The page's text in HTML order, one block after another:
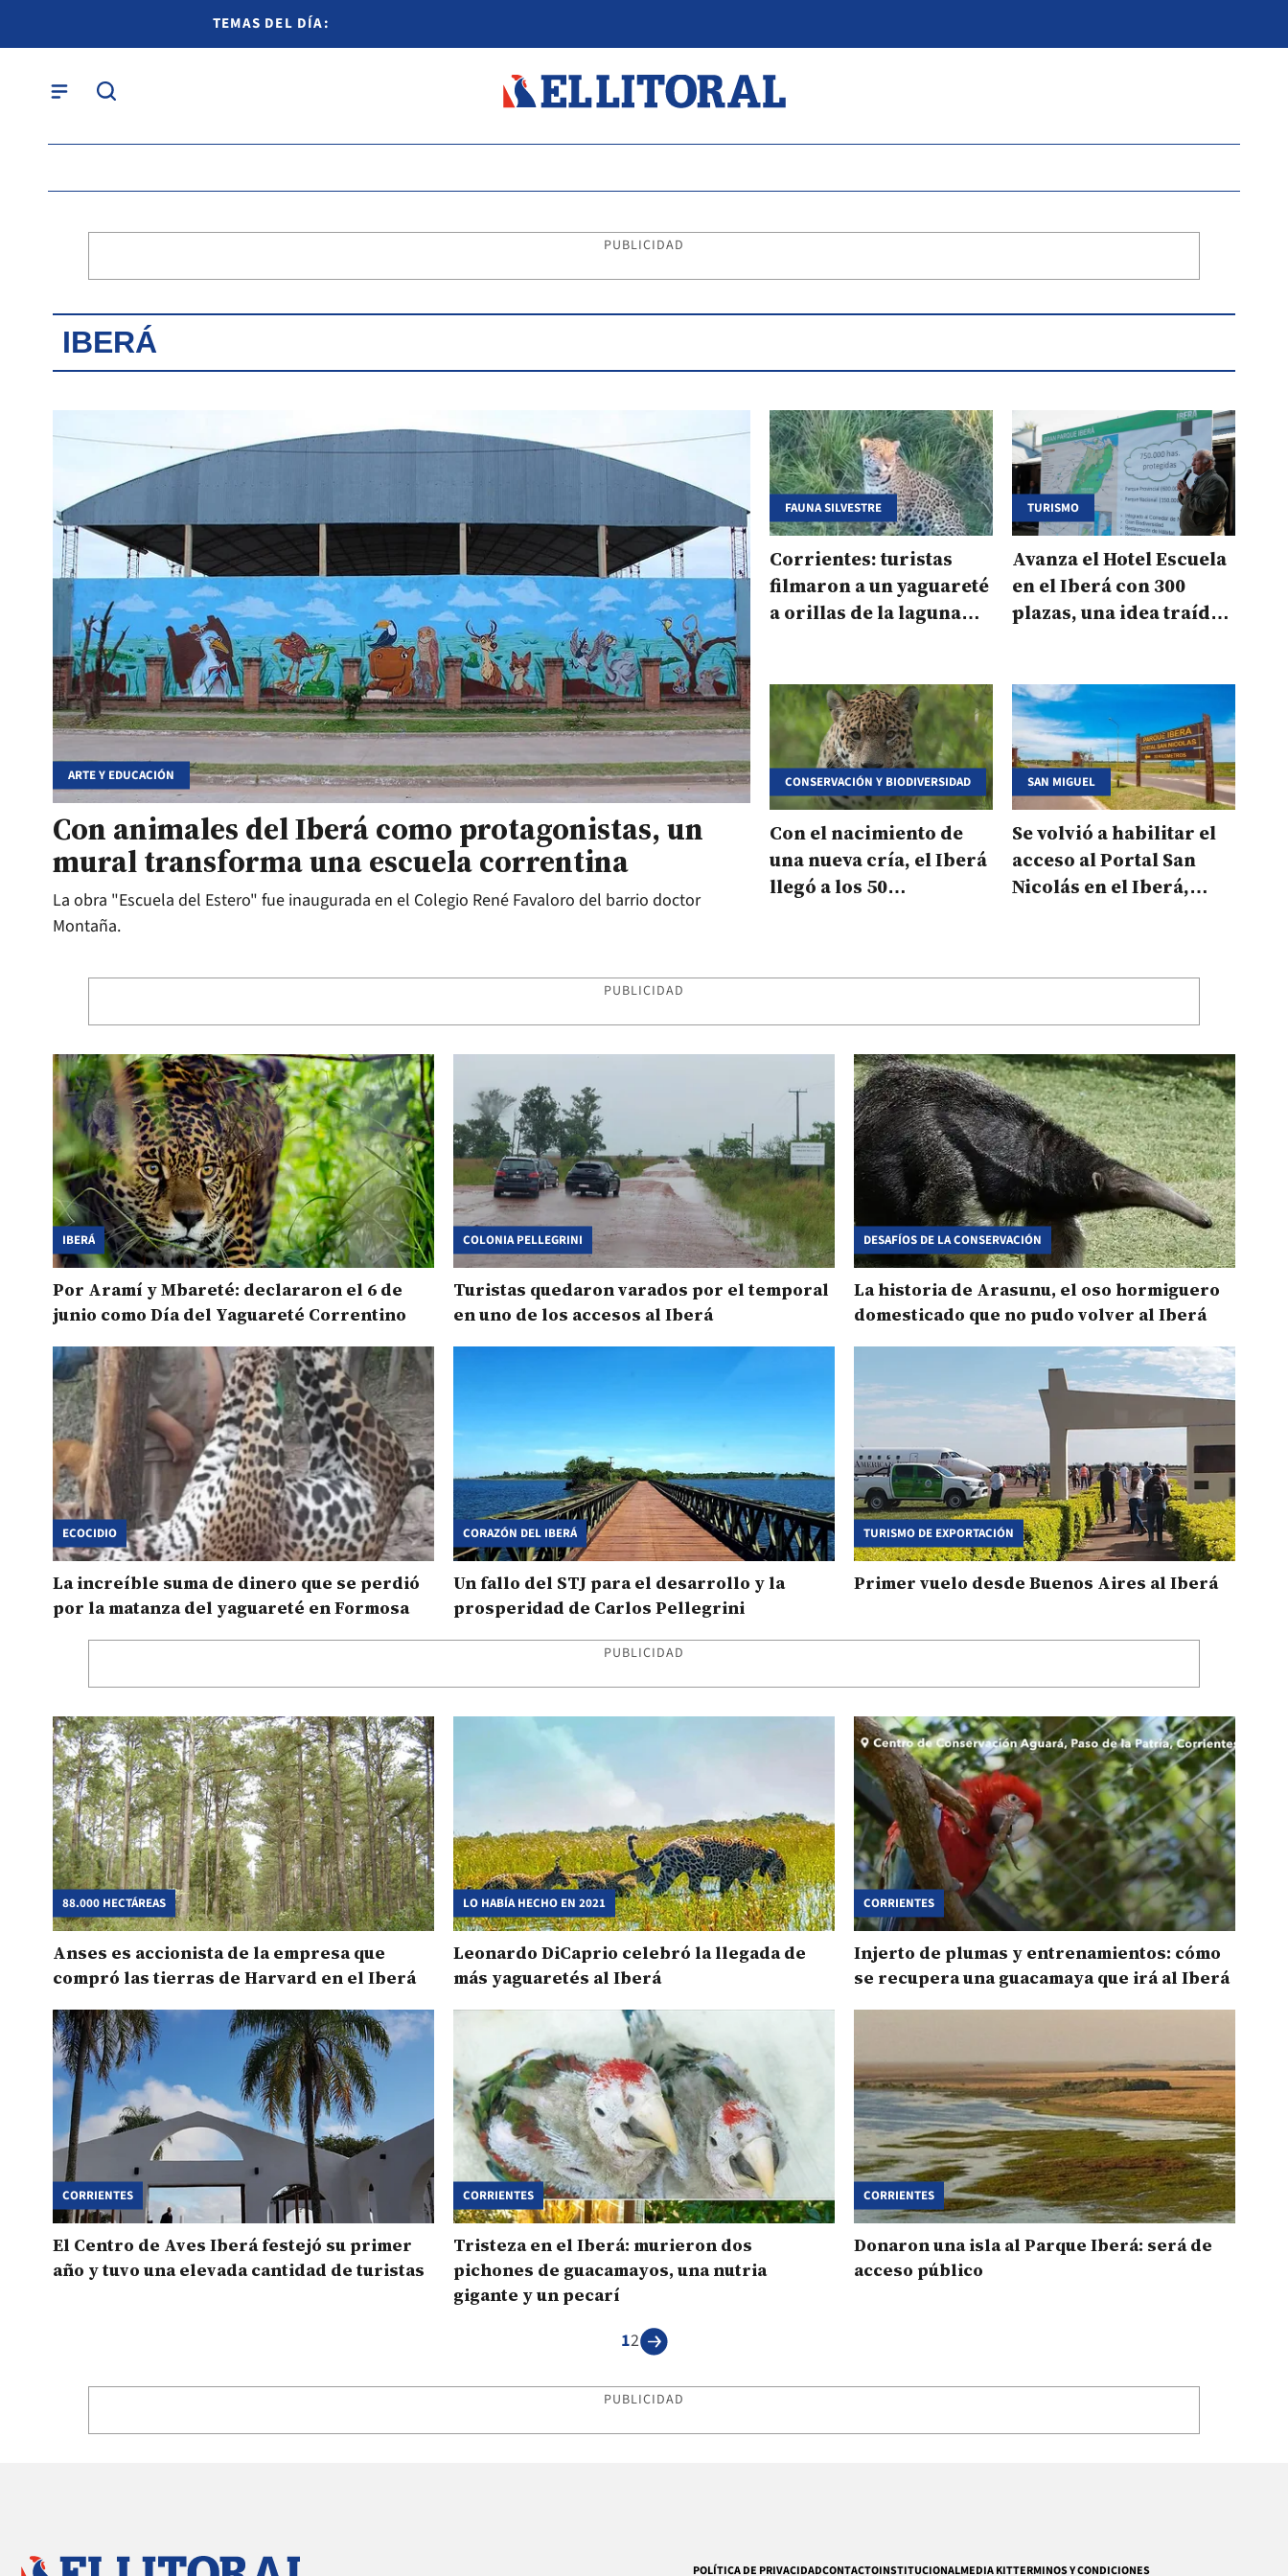
TEMAS DEL DÍA:
PUBLICIDAD
IBERÁ
ARTE Y EDUCACIÓN
Con animales del Iberá como protagonistas, un
mural transforma una escuela correntina
La obra "Escuela del Estero" fue inaugurada en el Colegio René Favaloro del barrio doctor
Montaña.
FAUNA SILVESTRE
Corrientes: turistas
filmaron a un yaguareté
a orillas de la laguna
TURISMO
Avanza el Hotel Escuela
en el Iberá con 300
plazas, una idea traída
CONSERVACIÓN Y BIODIVERSIDAD
Con el nacimiento de
una nueva cría, el Iberá
llegó a los 50
SAN MIGUEL
Se volvió a habilitar el
acceso al Portal San
Nicolás en el Iberá,
PUBLICIDAD
IBERÁ
Por Aramí y Mbareté: declararon el 6 de
junio como Día del Yaguareté Correntino
COLONIA PELLEGRINI
Turistas quedaron varados por el temporal
en uno de los accesos al Iberá
DESAFÍOS DE LA CONSERVACIÓN
La historia de Arasunu, el oso hormiguero
domesticado que no pudo volver al Iberá
ECOCIDIO
La increíble suma de dinero que se perdió
por la matanza del yaguareté en Formosa
CORAZÓN DEL IBERÁ
Un fallo del STJ para el desarrollo y la
prosperidad de Carlos Pellegrini
TURISMO DE EXPORTACIÓN
Primer vuelo desde Buenos Aires al Iberá
PUBLICIDAD
88.000 HECTÁREAS
Anses es accionista de la empresa que
compró las tierras de Harvard en el Iberá
LO HABÍA HECHO EN 2021
Leonardo DiCaprio celebró la llegada de
más yaguaretés al Iberá
CORRIENTES
Injerto de plumas y entrenamientos: cómo
se recupera una guacamaya que irá al Iberá
CORRIENTES
El Centro de Aves Iberá festejó su primer
año y tuvo una elevada cantidad de turistas
CORRIENTES
Tristeza en el Iberá: murieron dos
pichones de guacamayos, una nutria
gigante y un pecarí
CORRIENTES
Donaron una isla al Parque Iberá: será de
acceso público
12
PUBLICIDAD
POLÍTICA DE PRIVACIDADCONTACTOINSTITUCIONALMEDIA KITTERMINOS Y CONDICIONES